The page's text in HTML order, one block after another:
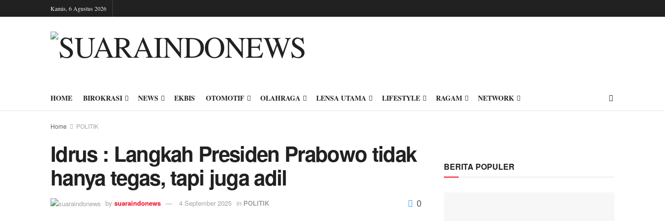
Kamis, 6 Agustus 2026
HOME BIROKRASI NEWS EKBIS OTOMOTIF OLAHRAGA LENSA UTAMA LIFESTYLE RAGAM NETWORK
Home POLITIK
Idrus : Langkah Presiden Prabowo tidak
hanya tegas, tapi juga adil
by suaraindonews 4 September 2025 in POLITIK 0
BERITA POPULER